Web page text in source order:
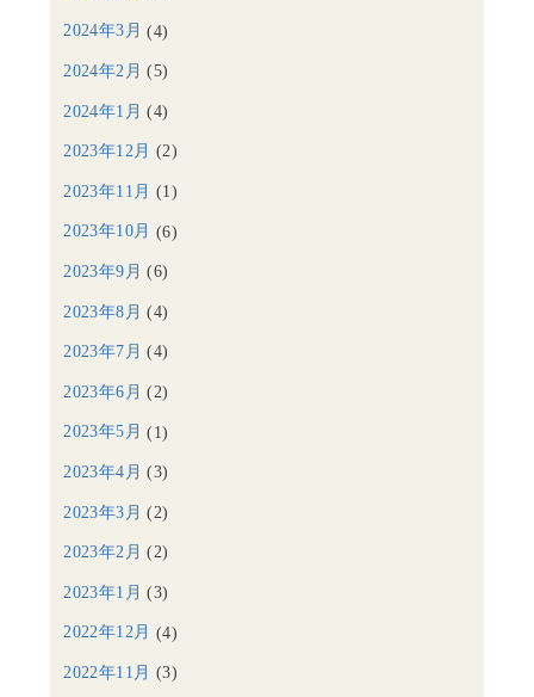
2024年3月 (4)
2024年2月 (5)
2024年1月 (4)
2023年12月 (2)
2023年11月 (1)
2023年10月 (6)
2023年9月 (6)
2023年8月 (4)
2023年7月 (4)
2023年6月 (2)
2023年5月 (1)
2023年4月 (3)
2023年3月 (2)
2023年2月 (2)
2023年1月 (3)
2022年12月 (4)
2022年11月 (3)